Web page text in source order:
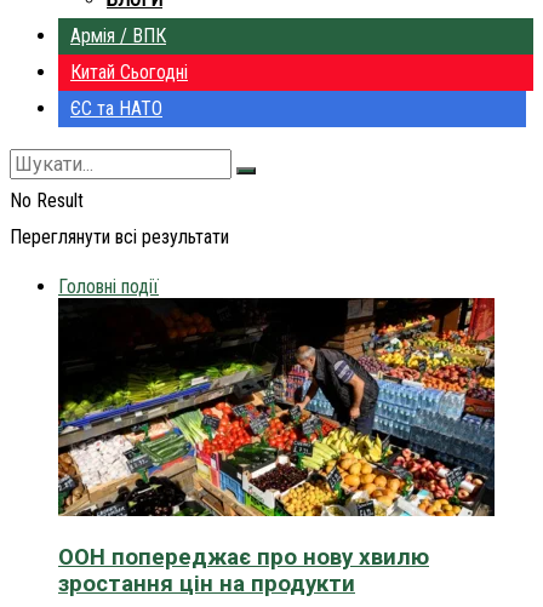
Армія / ВПК
Китай Сьогодні
ЄС та НАТО
No Result
Переглянути всі результати
Головні події
ООН попереджає про нову хвилю
зростання цін на продукти